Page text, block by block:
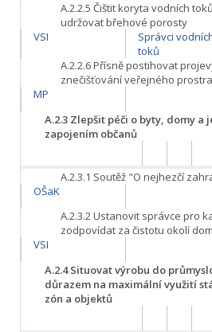
A.2.2.5 Čištit koryta vodních
udržovat břehové porosty
VSI
Správci
toků
A.2.2.6Přísně postihovat
znečišťování veřejného
MP
A.2.3 Zlepšit péči o byty, domy a
zapojením občanů
A.2.3.1 Soutěž "O nejhezčí
OŠaK
A.2.3.2Ustanovit správce pro
zodpovídat za čistotu okolí
VSI
A.2.4Situovat výrobu do
důrazem na maximální využití
zón a objektů